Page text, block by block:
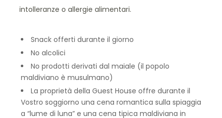
intolleranze o allergie alimentari.
Snack offerti durante il giorno
No alcolici
No prodotti derivati dal maiale (il popolo
maldiviano è musulmano)
La proprietà della Guest House offre durante il
Vostro soggiorno una cena romantica sulla spiaggia
a “lume di luna” e una cena tipica maldiviana in